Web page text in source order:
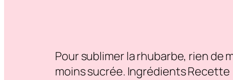
Pour sublimer la rhubarbe, rien de
moins sucrée. Ingrédients Recette